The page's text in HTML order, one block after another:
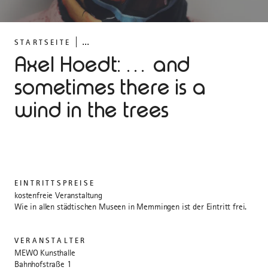
STARTSEITE ...
Axel Hoedt: … and
sometimes there is a
wind in the trees
EINTRITTSPREISE
kostenfreie Veranstaltung
Wie in allen städtischen Museen in Memmingen ist der Eintritt frei.
VERANSTALTER
MEWO Kunsthalle
Bahnhofstraße 1